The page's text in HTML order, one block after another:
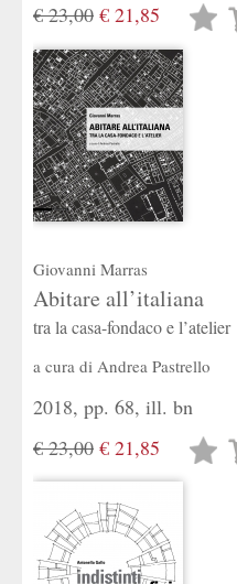
€ 23,00 € 21,85
Lista
Giovanni Marras
Abitare all’italiana
tra la casa-fondaco e l’atelier
a cura di Andrea Pastrello
2018, pp. 68, ill. bn
€ 23,00 € 21,85
Lista